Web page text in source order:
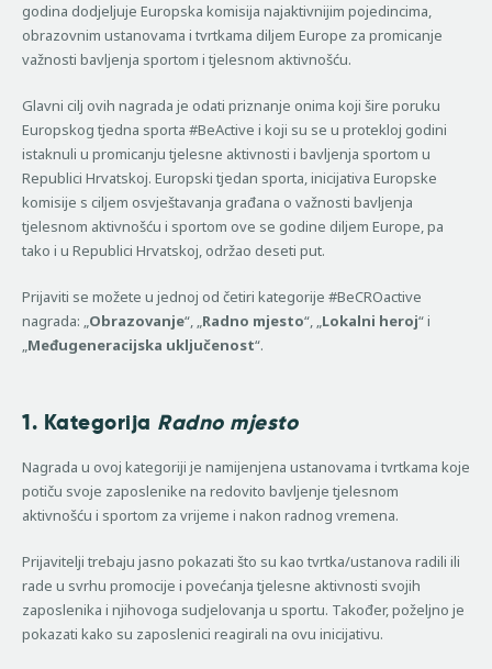
godina dodjeljuje Europska komisija najaktivnijim pojedincima,
obrazovnim ustanovama i tvrtkama diljem Europe za promicanje
važnosti bavljenja sportom i tjelesnom aktivnošću.
Glavni cilj ovih nagrada je odati priznanje onima koji šire poruku
Europskog tjedna sporta #BeActive i koji su se u protekloj godini
istaknuli u promicanju tjelesne aktivnosti i bavljenja sportom u
Republici Hrvatskoj. Europski tjedan sporta, inicijativa Europske
komisije s ciljem osvještavanja građana o važnosti bavljenja
tjelesnom aktivnošću i sportom ove se godine diljem Europe, pa
tako i u Republici Hrvatskoj, održao deseti put.
Prijaviti se možete u jednoj od četiri kategorije #BeCROactive
nagrada: „Obrazovanje“, „Radno mjesto“, „Lokalni heroj“ i
„Međugeneracijska uključenost“.
1. Kategorija Radno mjesto
Nagrada u ovoj kategoriji je namijenjena ustanovama i tvrtkama koje
potiču svoje zaposlenike na redovito bavljenje tjelesnom
aktivnošću i sportom za vrijeme i nakon radnog vremena.
Prijavitelji trebaju jasno pokazati što su kao tvrtka/ustanova radili ili
rade u svrhu promocije i povećanja tjelesne aktivnosti svojih
zaposlenika i njihovoga sudjelovanja u sportu. Također, poželjno je
pokazati kako su zaposlenici reagirali na ovu inicijativu.